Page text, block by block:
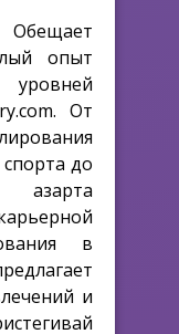
опыт
От
до
азарта
в
и